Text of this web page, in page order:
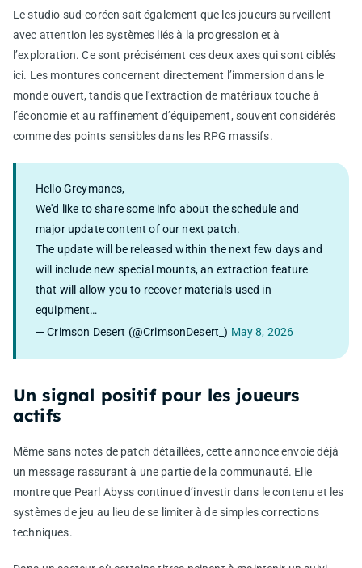
Le studio sud-coréen sait également que les joueurs surveillent
avec attention les systèmes liés à la progression et à
l’exploration. Ce sont précisément ces deux axes qui sont ciblés
ici. Les montures concernent directement l’immersion dans le
monde ouvert, tandis que l’extraction de matériaux touche à
l’économie et au raffinement d’équipement, souvent considérés
comme des points sensibles dans les RPG massifs.
Hello Greymanes,
We'd like to share some info about the schedule and
major update content of our next patch.
The update will be released within the next few days and
will include new special mounts, an extraction feature
that will allow you to recover materials used in
equipment…
— Crimson Desert (@CrimsonDesert_) May 8, 2026
Un signal positif pour les joueurs
actifs
Même sans notes de patch détaillées, cette annonce envoie déjà
un message rassurant à une partie de la communauté. Elle
montre que Pearl Abyss continue d’investir dans le contenu et les
systèmes de jeu au lieu de se limiter à de simples corrections
techniques.